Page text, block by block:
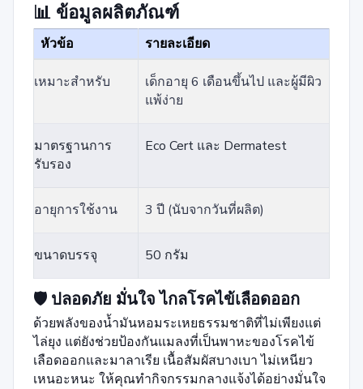
📊 ข้อมูลผลิตภัณฑ์
หัวข้อ รายละเอียด
เหมาะสำหรับ
เด็กอายุ 6 เดือนขึ้นไป และผู้มีผิว
แพ้ง่าย
มาตรฐานการ
รับรอง
Eco Cert และ Dermatest
อายุการใช้งาน 3 ปี (นับจากวันที่ผลิต)
ขนาดบรรจุ 50 กรัม
🛡️ ปลอดภัย มั่นใจ ไกลโรคไข้เลือดออก
ด้วยพลังของน้ำมันหอมระเหยธรรมชาติที่ไม่เพียงแต่
ไล่ยุง แต่ยังช่วยป้องกันแมลงที่เป็นพาหะของโรคไข้
เลือดออกและมาลาเรีย เนื้อสัมผัสบางเบา ไม่เหนียว
เหนอะหนะ ให้คุณทำกิจกรรมกลางแจ้งได้อย่างมั่นใจ